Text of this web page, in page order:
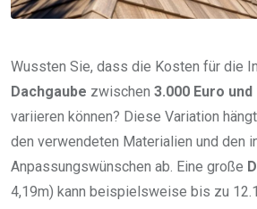
Wussten Sie, dass die Kosten für die
Dachgaube zwischen 3.000 Euro und
variieren können? Diese Variation
den verwendeten Materialien und den
Anpassungswünschen ab. Eine große
4,19m) kann beispielsweise bis zu